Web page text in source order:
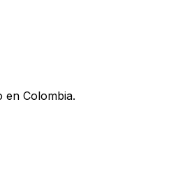
en Colombia.